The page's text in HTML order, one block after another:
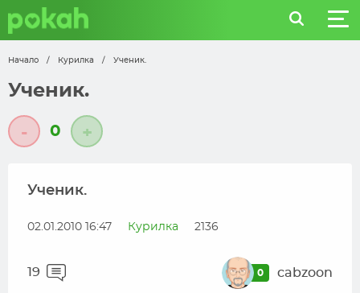
Начало / Курилка / Ученик.
Ученик.
- 0 +
Ученик.
02.01.2010 16:47 Курилка 2136
19 0 cabzoon